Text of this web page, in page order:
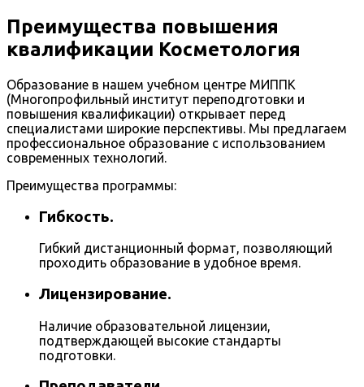
Преимущества повышения
квалификации Косметология
Образование в нашем учебном центре МИППК
(Многопрофильный институт переподготовки и
повышения квалификации) открывает перед
специалистами широкие перспективы. Мы предлагаем
профессиональное образование с использованием
современных технологий.
Преимущества программы:
Гибкость.
Гибкий дистанционный формат, позволяющий
проходить образование в удобное время.
Лицензирование.
Наличие образовательной лицензии,
подтверждающей высокие стандарты
подготовки.